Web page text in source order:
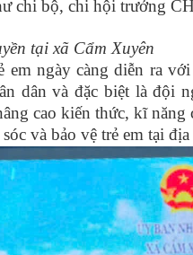
chi bộ, chi hội trưởng
tại xã Cẩm Xuyên
em ngày càng diễn ra
dân và đặc biệt là đội
cao kiến thức, kĩ năng
và bảo vệ trẻ em tại